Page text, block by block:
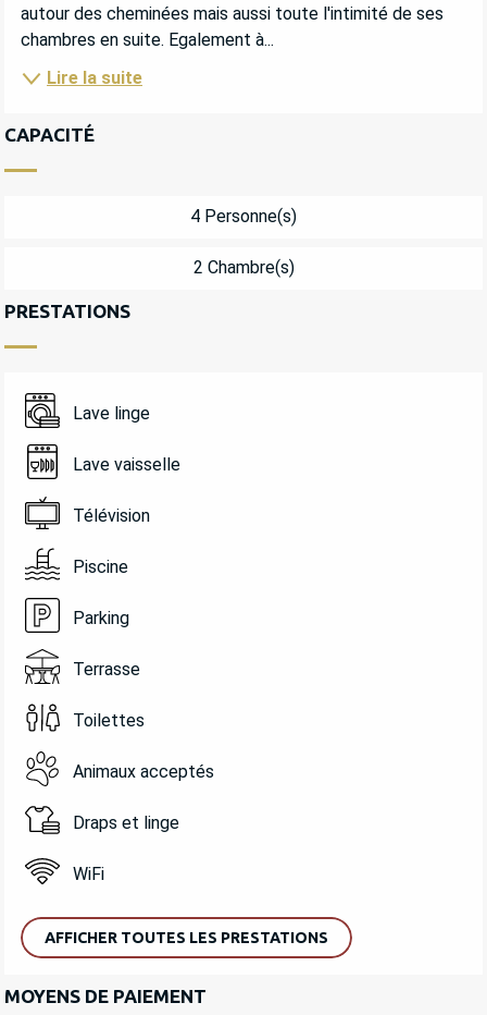
autour des cheminées mais aussi toute l'intimité de ses
chambres en suite. Egalement à...
Lire la suite
CAPACITÉ
4 Personne(s)
2 Chambre(s)
PRESTATIONS
Lave linge
Lave vaisselle
Télévision
Piscine
Parking
Terrasse
Toilettes
Animaux acceptés
Draps et linge
WiFi
AFFICHER TOUTES LES PRESTATIONS
MOYENS DE PAIEMENT